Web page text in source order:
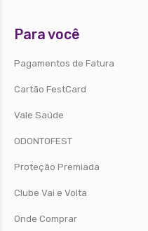
Para você
Pagamentos de Fatura
Cartão FestCard
Vale Saúde
ODONTOFEST
Proteção Premiada
Clube Vai e Volta
Onde Comprar